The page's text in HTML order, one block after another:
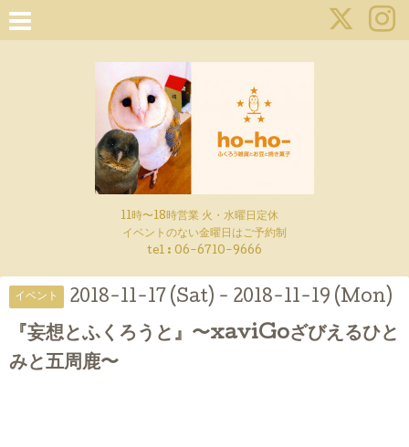
11時〜18時営業 火・水曜日定休
イベントのない金曜日はご予約制
tel : 06-6710-9666
イベント 2018-11-17 (Sat) - 2018-11-19 (Mon)
『妄想とふくろうと』〜xaviGoざびえるひと
みと五周鹿〜